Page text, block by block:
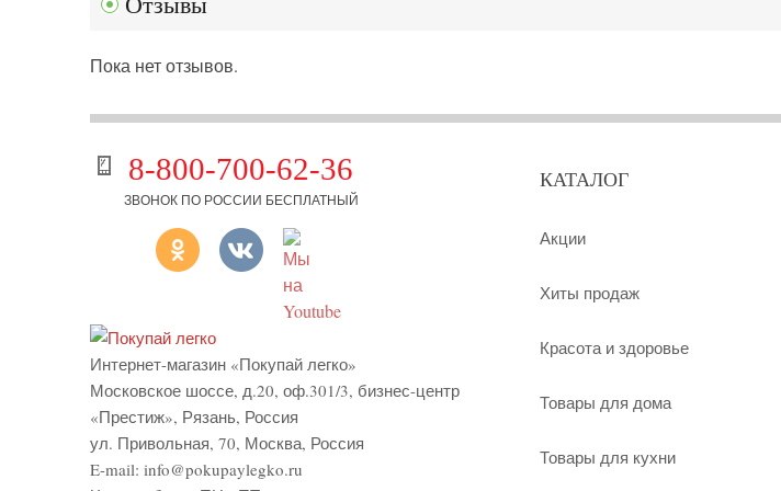
Пока нет отзывов.
8-800-700-62-36
ЗВОНОК ПО РОССИИ БЕСПЛАТНЫЙ
Интернет-магазин «Покупай легко»
Московское шоссе, д.20, оф.301/3, бизнес-центр
«Престиж», Рязань, Россия
ул. Привольная, 70, Москва, Россия
E-mail: info@pokupaylegko.ru
КАТАЛОГ
Акции
Хиты продаж
Красота и здоровье
Товары для дома
Товары для кухни